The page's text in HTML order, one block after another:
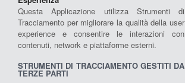
Questa Applicazione utilizza Strumenti di
Tracciamento per migliorare la qualità della user
experience e consentire le interazioni con
contenuti, network e piattaforme esterni.
STRUMENTI DI TRACCIAMENTO GESTITI DA
TERZE PARTI